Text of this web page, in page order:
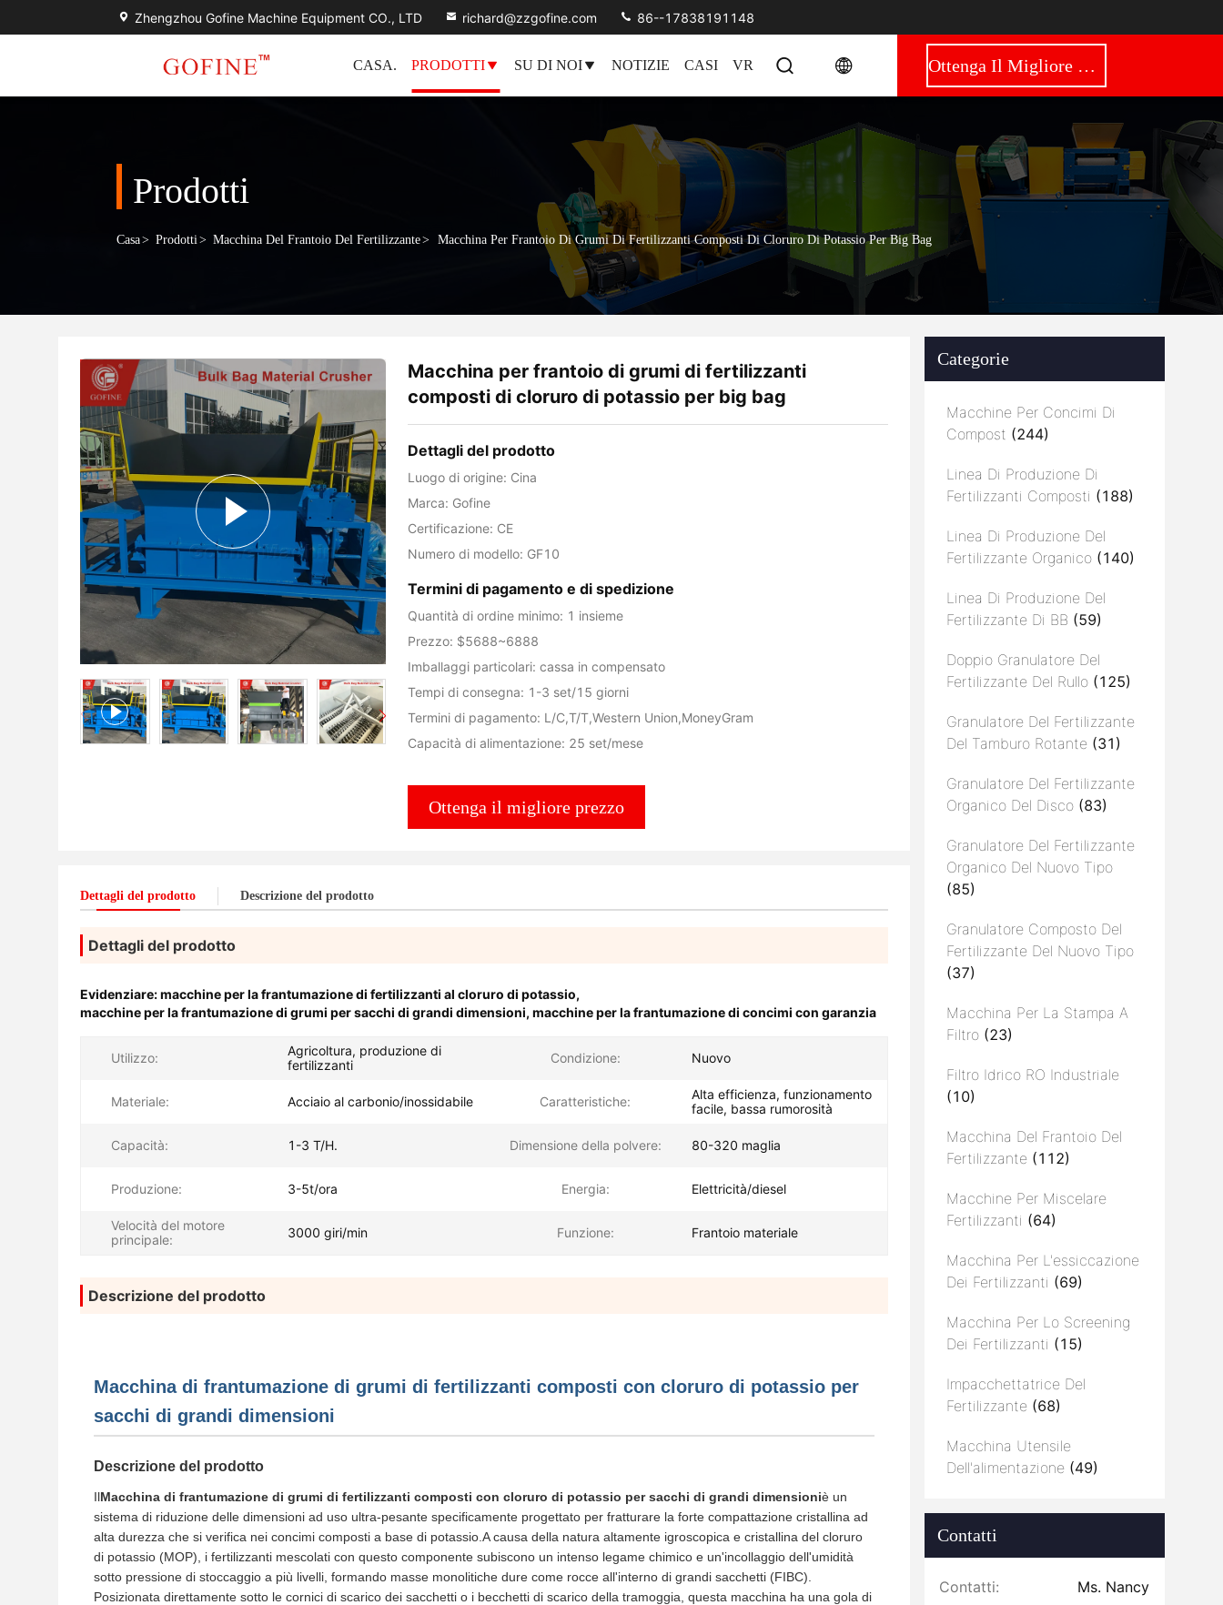
Zhengzhou Gofine Machine Equipment CO., LTD richard@zzgofine.com 86--17838191148
CASA. PRODOTTI SU DI NOI NOTIZIE CASI VR Ottenga Il Migliore Prezzo
Prodotti
Casa> Prodotti> Macchina Del Frantoio Del Fertilizzante> Macchina Per Frantoio Di Grumi Di Fertilizzanti Composti Di Cloruro Di Potassio Per Big Bag
Macchina per frantoio di grumi di fertilizzanti
composti di cloruro di potassio per big bag
Dettagli del prodotto
Luogo di origine: Cina
Marca: Gofine
Certificazione: CE
Numero di modello: GF10
Termini di pagamento e di spedizione
Quantità di ordine minimo: 1 insieme
Prezzo: $5688~6888
Imballaggi particolari: cassa in compensato
Tempi di consegna: 1-3 set/15 giorni
Termini di pagamento: L/C,T/T,Western Union,MoneyGram
Capacità di alimentazione: 25 set/mese
Ottenga il migliore prezzo
Dettagli del prodotto Descrizione del prodotto
Dettagli del prodotto
Evidenziare:macchine per la frantumazione di fertilizzanti al cloruro di potassio,
macchine per la frantumazione di grumi per sacchi di grandi dimensioni, macchine per la frantumazione di concimi con garanzia
Utilizzo:
Agricoltura, produzione di
fertilizzanti
Condizione: Nuovo
Materiale: Acciaio al carbonio/inossidabile Caratteristiche:
Alta efficienza, funzionamento
facile, bassa rumorosità
Capacità: 1-3 T/H. Dimensione della polvere: 80-320 maglia
Produzione: 3-5t/ora Energia: Elettricità/diesel
Velocità del motore
principale:
3000 giri/min Funzione: Frantoio materiale
Descrizione del prodotto
Macchina di frantumazione di grumi di fertilizzanti composti con cloruro di potassio per
sacchi di grandi dimensioni
Descrizione del prodotto
IlMacchina di frantumazione di grumi di fertilizzanti composti con cloruro di potassio per sacchi di grandi dimensioniè un
sistema di riduzione delle dimensioni ad uso ultra-pesante specificamente progettato per fratturare la forte compattazione cristallina ad
alta durezza che si verifica nei concimi composti a base di potassio.A causa della natura altamente igroscopica e cristallina del cloruro
di potassio (MOP), i fertilizzanti mescolati con questo componente subiscono un intenso legame chimico e un'incollaggio dell'umidità
sotto pressione di stoccaggio a più livelli, formando masse monolitiche dure come rocce all'interno di grandi sacchetti (FIBC).
Posizionata direttamente sotto le cornici di scarico dei sacchetti o i becchetti di scarico della tramoggia, questa macchina ha una gola di
Categorie
Macchine Per Concimi Di
Compost (244)
Linea Di Produzione Di
Fertilizzanti Composti (188)
Linea Di Produzione Del
Fertilizzante Organico (140)
Linea Di Produzione Del
Fertilizzante Di BB (59)
Doppio Granulatore Del
Fertilizzante Del Rullo (125)
Granulatore Del Fertilizzante
Del Tamburo Rotante (31)
Granulatore Del Fertilizzante
Organico Del Disco (83)
Granulatore Del Fertilizzante
Organico Del Nuovo Tipo
(85)
Granulatore Composto Del
Fertilizzante Del Nuovo Tipo
(37)
Macchina Per La Stampa A
Filtro (23)
Filtro Idrico RO Industriale
(10)
Macchina Del Frantoio Del
Fertilizzante (112)
Macchine Per Miscelare
Fertilizzanti (64)
Macchina Per L'essiccazione
Dei Fertilizzanti (69)
Macchina Per Lo Screening
Dei Fertilizzanti (15)
Impacchettatrice Del
Fertilizzante (68)
Macchina Utensile
Dell'alimentazione (49)
Contatti
Contatti:
Ms. Nancy